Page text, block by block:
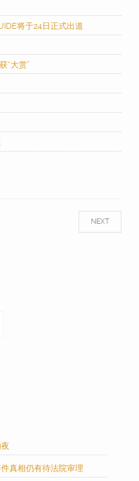
将于24日正式出道
“大赏”
NEXT
真相仍有待法院审理